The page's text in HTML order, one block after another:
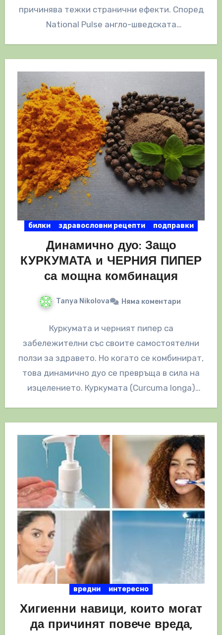
причинява тежки странични ефекти. Според
National Pulse англо-шведската
билки здравословни рецепти подправки
Динамично дуо: Защо
КУРКУМАТА и ЧЕРНИЯ ПИПЕР
са мощна комбинация
Tanya Nikolova Няма коментари
Куркумата и черният пипер са
забележителни със своите самостоятелни
ползи за здравето. Но когато се комбинират,
това динамично дуо се превръща в сила на
изцелението. Куркумата (Curcuma longa)
вредни интересно
Хигиенни навици, които могат
да причинят повече вреда,